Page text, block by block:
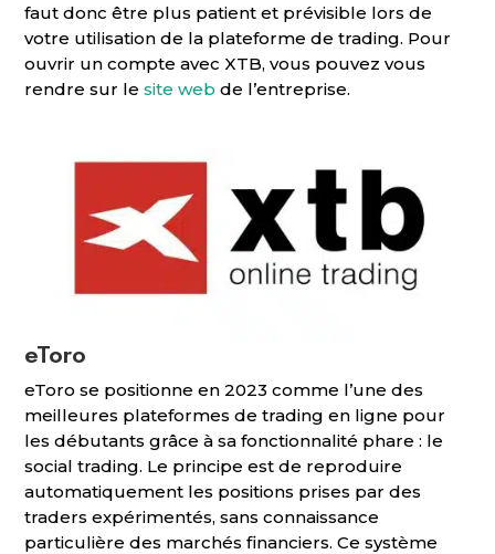
faut donc être plus patient et prévisible lors de
votre utilisation de la plateforme de trading. Pour
ouvrir un compte avec XTB, vous pouvez vous
rendre sur lesite web de l’entreprise.
eToro
eToro se positionne en 2023 comme l’une des
meilleures plateformes de trading en ligne pour
les débutants grâce à sa fonctionnalité phare : le
social trading. Le principe est de reproduire
automatiquement les positions prises par des
traders expérimentés, sans connaissance
particulière des marchés financiers. Ce système